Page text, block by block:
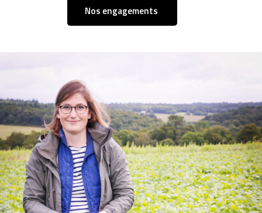
Nos engagements